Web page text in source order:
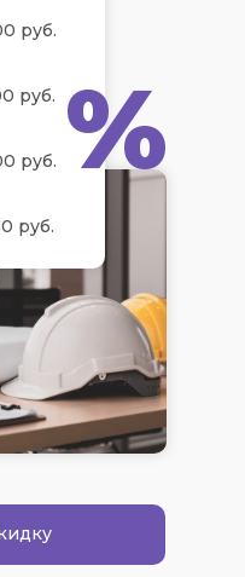
руб.
руб.
руб.
руб.
%